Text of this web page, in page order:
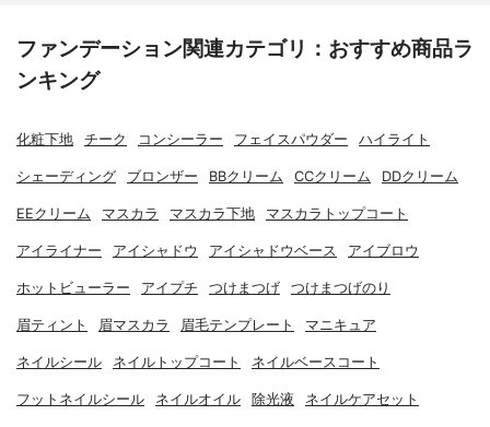
ファンデーション関連カテゴリ：おすすめ商品ラ
ンキング
化粧下地 チーク コンシーラー フェイスパウダー ハイライト
シェーディング ブロンザー BBクリーム CCクリーム DDクリーム
EEクリーム マスカラ マスカラ下地 マスカラトップコート
アイライナー アイシャドウ アイシャドウベース アイブロウ
ホットビューラー アイプチ つけまつげ つけまつげのり
眉ティント 眉マスカラ 眉毛テンプレート マニキュア
ネイルシール ネイルトップコート ネイルベースコート
フットネイルシール ネイルオイル 除光液 ネイルケアセット